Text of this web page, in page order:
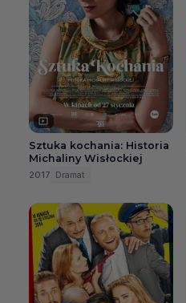
Sztuka kochania: Historia
Michaliny Wisłockiej
2017 Dramat